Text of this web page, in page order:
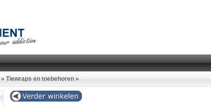
» Tiewraps en toebehoren »